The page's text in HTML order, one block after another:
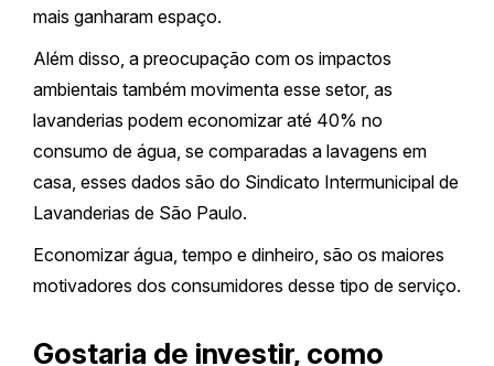
mais ganharam espaço.
Além disso, a preocupação com os impactos
ambientais também movimenta esse setor, as
lavanderias podem economizar até 40% no
consumo de água, se comparadas a lavagens em
casa, esses dados são do Sindicato Intermunicipal de
Lavanderias de São Paulo.
Economizar água, tempo e dinheiro, são os maiores
motivadores dos consumidores desse tipo de serviço.
Gostaria de investir, como